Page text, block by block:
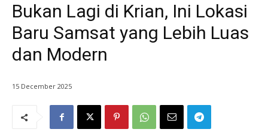
Bukan Lagi di Krian, Ini Lokasi
Baru Samsat yang Lebih Luas
dan Modern
15 December 2025